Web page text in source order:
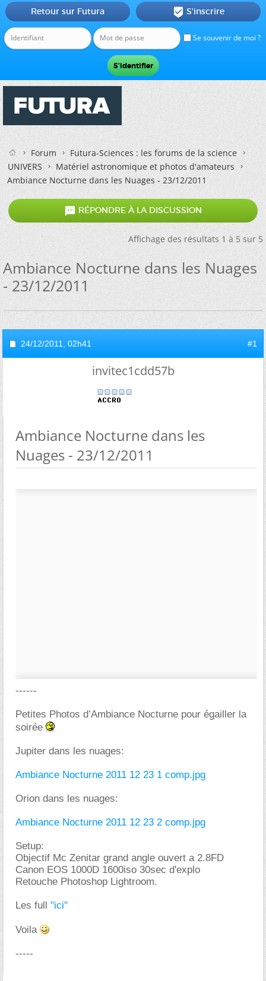
Se souvenir de moi ?
Retour sur Futura  S'inscrire
Forum
Futura-Sciences : les forums de la science
UNIVERS
Matériel astronomique et photos d'amateurs
Ambiance Nocturne dans les Nuages - 23/12/2011
 RÉPONDRE À LA DISCUSSION
Affichage des résultats 1 à 5 sur 5
Ambiance Nocturne dans les Nuages
- 23/12/2011
24/12/2011, 02h41 #1
invitec1cdd57b
Ambiance Nocturne dans les
Nuages - 23/12/2011
------
Petites Photos d’Ambiance Nocturne pour égailler la
soirée
Jupiter dans les nuages:
Ambiance Nocturne 2011 12 23 1 comp.jpg
Orion dans les nuages:
Ambiance Nocturne 2011 12 23 2 comp.jpg
Setup:
Objectif Mc Zenitar grand angle ouvert a 2.8FD
Canon EOS 1000D 1600iso 30sec d'explo
Retouche Photoshop Lightroom.
Les full "ici"
Voila
-----